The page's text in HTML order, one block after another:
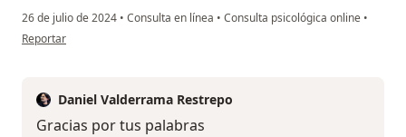
26 de julio de 2024 • Consulta en línea • Consulta psicológica online •
en opinión del usuario Richard
Reportar
Daniel Valderrama Restrepo
Gracias por tus palabras